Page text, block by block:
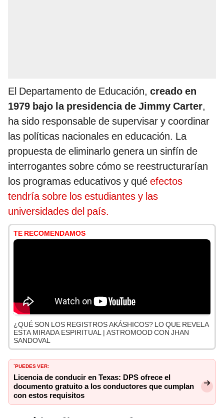
El Departamento de Educación, creado en
1979 bajo la presidencia de Jimmy Carter,
ha sido responsable de supervisar y coordinar
las políticas nacionales en educación. La
propuesta de eliminarlo genera un sinfín de
interrogantes sobre cómo se reestructurarían
los programas educativos y qué efectos
tendría sobre los estudiantes y las
universidades del país.
TE RECOMENDAMOS
¿QUÉ SON LOS REGISTROS AKÁSHICOS? LO QUE REVELA
ESTA MIRADA ESPIRITUAL | ASTROMOOD CON JHAN
SANDOVAL
´PUEDES VER:
Licencia de conducir en Texas: DPS ofrece el
documento gratuito a los conductores que cumplan
con estos requisitos